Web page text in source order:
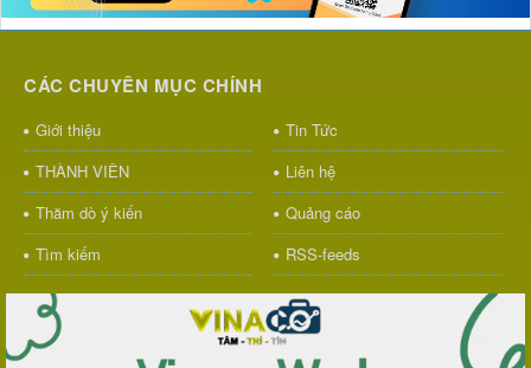
CÁC CHUYÊN MỤC CHÍNH
Giới thiệu
Tin Tức
THÀNH VIÊN
Liên hệ
Thăm dò ý kiến
Quảng cáo
Tìm kiếm
RSS-feeds